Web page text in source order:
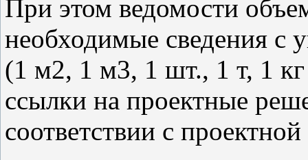
При этом ведомости
необходимые сведения с
(1 м2, 1 м3, 1 шт., 1 т, 1
ссылки на проектные
соответствии с